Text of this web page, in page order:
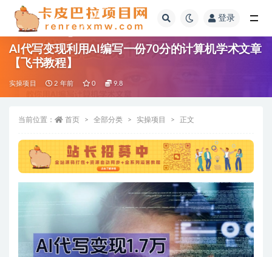
登录
AI代写变现利用AI编写一份70分的计算机学术文章
【飞书教程】
实操项目 2 年前 0 9.8
当前位置： 首页 全部分类 实操项目 正文
全部